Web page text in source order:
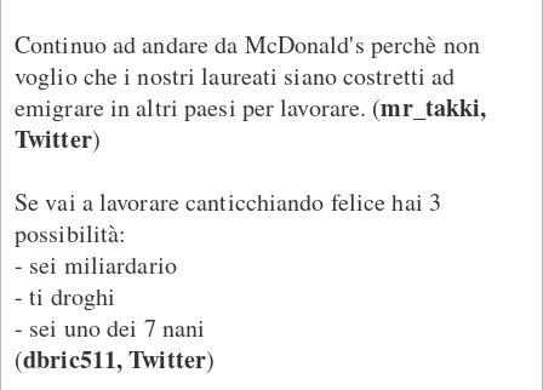
Continuo ad andare da McDonald's perchè non
voglio che i nostri laureati siano costretti ad
emigrare in altri paesi per lavorare. (mr_takki,
Twitter)
Se vai a lavorare canticchiando felice hai 3
possibilità:
- sei miliardario
- ti droghi
- sei uno dei 7 nani
(dbric511, Twitter)